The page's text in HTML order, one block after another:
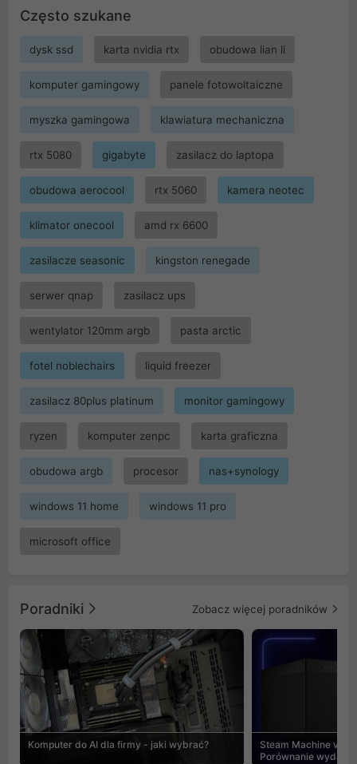
Często szukane
dysk ssd karta nvidia rtx obudowa lian li
komputer gamingowy panele fotowoltaiczne
myszka gamingowa klawiatura mechaniczna
rtx 5080 gigabyte zasilacz do laptopa
obudowa aerocool rtx 5060 kamera neotec
klimator onecool amd rx 6600
zasilacze seasonic kingston renegade
serwer qnap zasilacz ups
wentylator 120mm argb pasta arctic
fotel noblechairs liquid freezer
zasilacz 80plus platinum monitor gamingowy
ryzen komputer zenpc karta graficzna
obudowa argb procesor nas+synology
windows 11 home windows 11 pro
microsoft office
Poradniki Zobacz więcej poradników
Komputer do AI dla firmy - jaki wybrać?
Steam Machine vs
Porównanie